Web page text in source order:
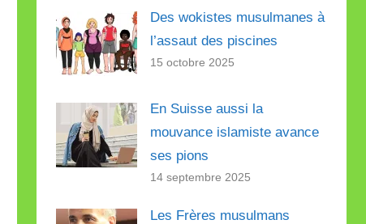
Des wokistes musulmanes à
l’assaut des piscines
15 octobre 2025
En Suisse aussi la
mouvance islamiste avance
ses pions
14 septembre 2025
Les Frères musulmans